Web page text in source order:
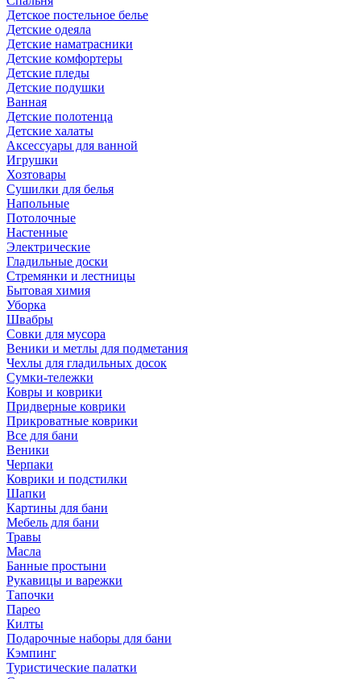
Детское постельное белье
Детские одеяла
Детские наматрасники
Детские комфортеры
Детские пледы
Детские подушки
Ванная
Детские полотенца
Детские халаты
Аксессуары для ванной
Игрушки
Хозтовары
Сушилки для белья
Напольные
Потолочные
Настенные
Электрические
Гладильные доски
Стремянки и лестницы
Бытовая химия
Уборка
Швабры
Совки для мусора
Веники и метлы для подметания
Чехлы для гладильных досок
Сумки-тележки
Ковры и коврики
Придверные коврики
Прикроватные коврики
Все для бани
Веники
Черпаки
Коврики и подстилки
Шапки
Картины для бани
Мебель для бани
Травы
Масла
Банные простыни
Рукавицы и варежки
Тапочки
Парео
Килты
Подарочные наборы для бани
Кэмпинг
Туристические палатки